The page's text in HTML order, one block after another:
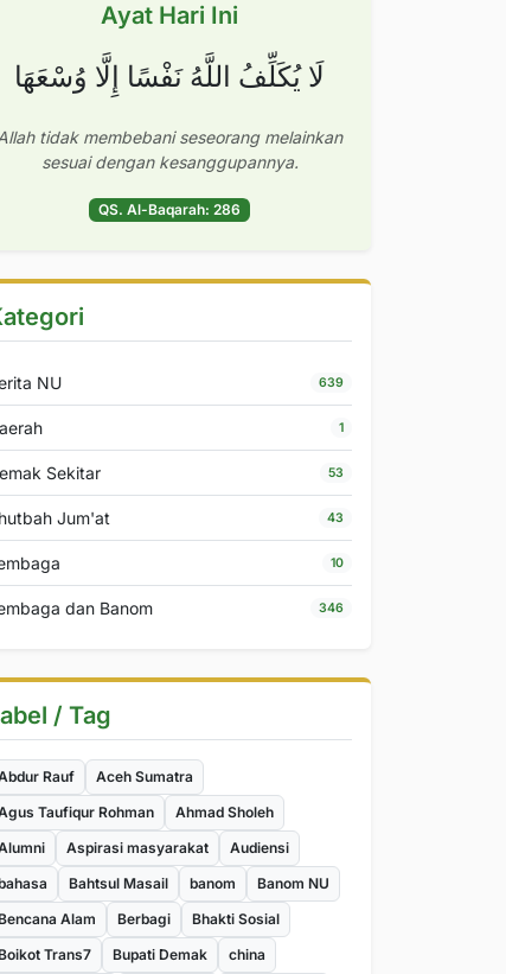
Ayat Hari Ini
لَا يُكَلِّفُ اللَّهُ نَفْسًا إِلَّا وُسْعَهَا
tidak membebani seseorang melainkan
sesuai dengan kesanggupannya.
QS. Al-Baqarah: 286
NU 639
1
Sekitar 53
Jum'at 43
10
dan Banom 346
/ Tag
Rauf
Aceh Sumatra
Taufiqur Rohman
Ahmad Sholeh
Aspirasi masyarakat
Audiensi
Bahtsul Masail banom
Banom NU
Alam
Berbagi
Bhakti Sosial
Trans7
Bupati Demak
china